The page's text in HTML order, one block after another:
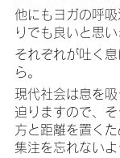
他にもヨガの呼
りでも良いと思い
それぞれが吐く
ら。
現代社会は息を
迫りますので、
方と距離を置く
集注を忘れない